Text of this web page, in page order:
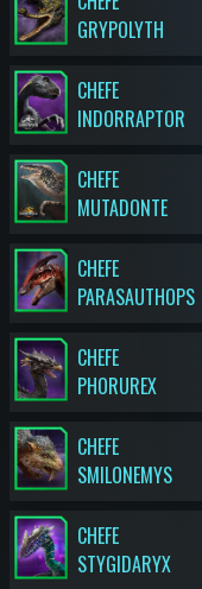
GRYPOLYTH
CHEFE
INDORRAPTOR
CHEFE
MUTADONTE
CHEFE
PARASAUTHOPS
CHEFE
PHORUREX
CHEFE
SMILONEMYS
CHEFE
STYGIDARYX